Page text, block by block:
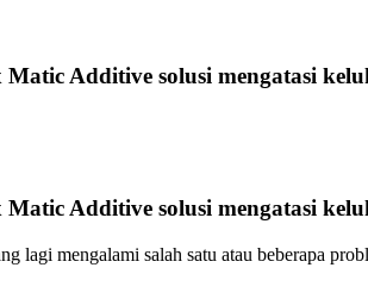
Additive solusi mengatasi
Additive solusi mengatasi
lagi mengalami salah satu atau beberapa